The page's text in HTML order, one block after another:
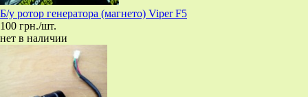
Б/у ротор генератора (магнето) Viper F5
100 грн./шт.
нет в наличии